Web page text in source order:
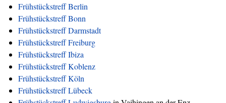
Frühstückstreff Berlin
Frühstückstreff Bonn
Frühstückstreff Darmstadt
Frühstückstreff Freiburg
Frühstückstreff Ibiza
Frühstückstreff Koblenz
Frühstückstreff Köln
Frühstückstreff Lübeck